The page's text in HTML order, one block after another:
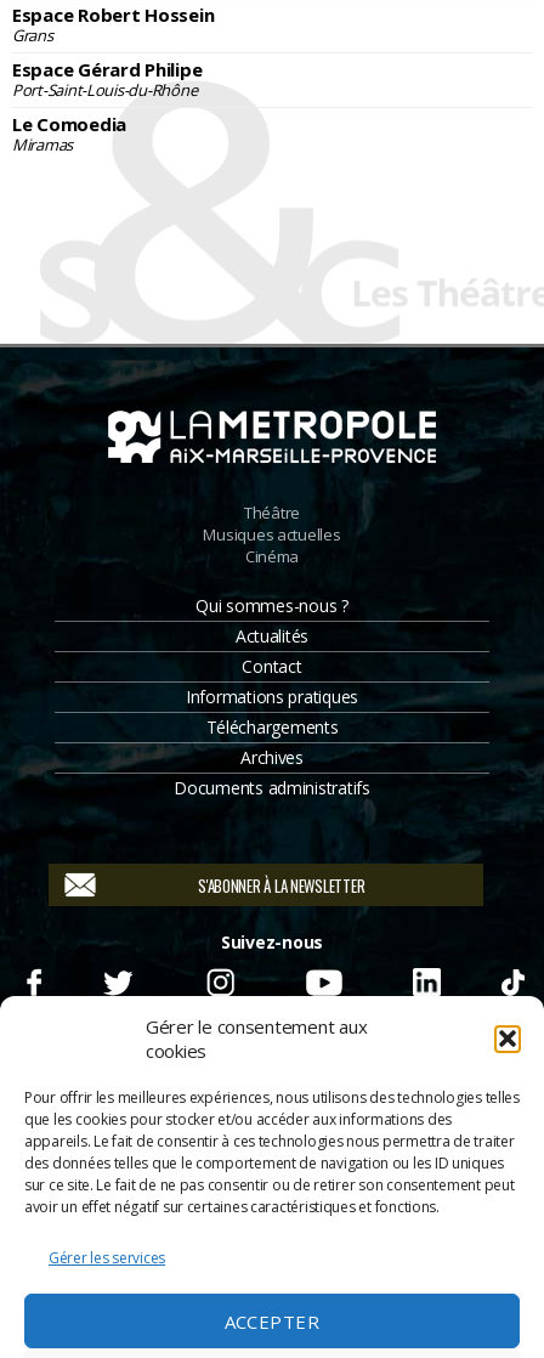
Gérer le consentement aux
cookies
Pour offrir les meilleures expériences, nous utilisons des technologies telles
que les cookies pour stocker et/ou accéder aux informations des
appareils. Le fait de consentir à ces technologies nous permettra de traiter
des données telles que le comportement de navigation ou les ID uniques
sur ce site. Le fait de ne pas consentir ou de retirer son consentement peut
avoir un effet négatif sur certaines caractéristiques et fonctions.
Gérer les services
ACCEPTER
Espace Robert Hossein
Grans
Espace Gérard Philipe
Port-Saint-Louis-du-Rhône
Le Comoedia
Miramas
Théâtre
Musiques actuelles
Cinéma
Qui sommes-nous ?
Actualités
Contact
Informations pratiques
Téléchargements
Archives
Documents administratifs
S'ABONNER À LA NEWSLETTER
Suivez-nous
© 2026Scènes & Cinés